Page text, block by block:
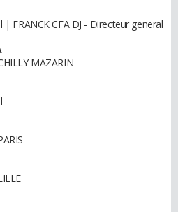
FRANCK CFA DJ - Directeur general
MAZARIN